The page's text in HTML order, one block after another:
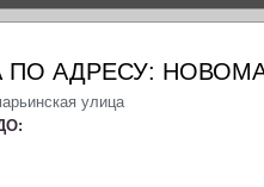
ПО АДРЕСУ:
улица